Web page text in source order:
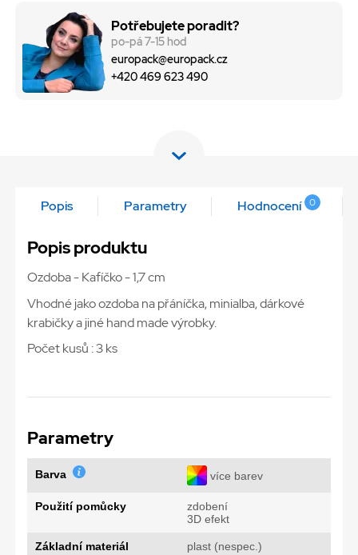
Potřebujete poradit?
po-pá 7-15 hod
europack@europack.cz
+420 469 623 490
Popis Parametry Hodnocení 0
Popis produktu
Ozdoba - Kafíčko - 1,7 cm
Vhodné jako ozdoba na přáníčka, minialba, dárkové
krabičky a jiné hand made výrobky.
Počet kusů : 3 ks
Parametry
Barva více barev
Použití pomůcky
zdobení
3D efekt
Základní materiál plast (nespec.)